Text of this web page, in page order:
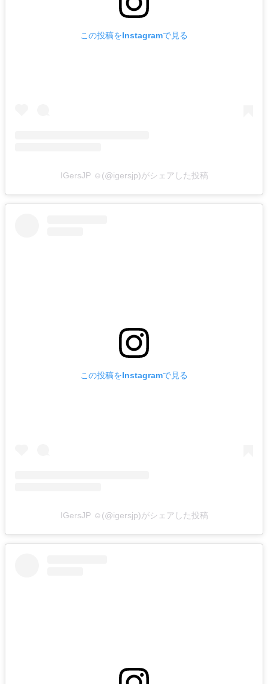
この投稿をInstagramで見る
IGersJP ☺︎(@igersjp)がシェアした投稿
この投稿をInstagramで見る
IGersJP ☺︎(@igersjp)がシェアした投稿